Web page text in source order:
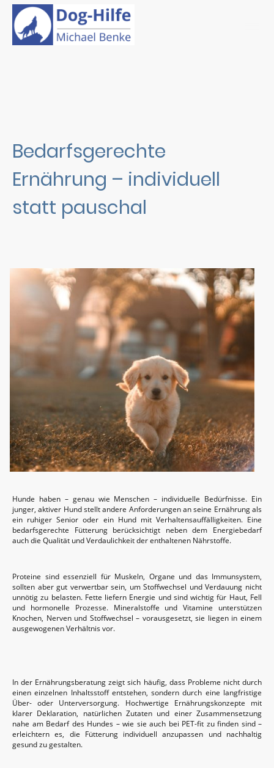
Bedarfsgerechte
Ernährung – individuell
statt pauschal
Hunde haben – genau wie Menschen – individuelle Bedürfnisse. Ein
junger, aktiver Hund stellt andere Anforderungen an seine Ernährung als
ein ruhiger Senior oder ein Hund mit Verhaltensauffälligkeiten. Eine
bedarfsgerechte Fütterung berücksichtigt neben dem Energiebedarf
auch die Qualität und Verdaulichkeit der enthaltenen Nährstoffe.
Proteine sind essenziell für Muskeln, Organe und das Immunsystem,
sollten aber gut verwertbar sein, um Stoffwechsel und Verdauung nicht
unnötig zu belasten. Fette liefern Energie und sind wichtig für Haut, Fell
und hormonelle Prozesse. Mineralstoffe und Vitamine unterstützen
Knochen, Nerven und Stoffwechsel – vorausgesetzt, sie liegen in einem
ausgewogenen Verhältnis vor.
In der Ernährungsberatung zeigt sich häufig, dass Probleme nicht durch
einen einzelnen Inhaltsstoff entstehen, sondern durch eine langfristige
Über- oder Unterversorgung. Hochwertige Ernährungskonzepte mit
klarer Deklaration, natürlichen Zutaten und einer Zusammensetzung
nahe am Bedarf des Hundes – wie sie auch bei PET-fit zu finden sind –
erleichtern es, die Fütterung individuell anzupassen und nachhaltig
gesund zu gestalten.